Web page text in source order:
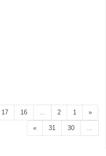
«
1
2
...
16
17
...
30
31
»